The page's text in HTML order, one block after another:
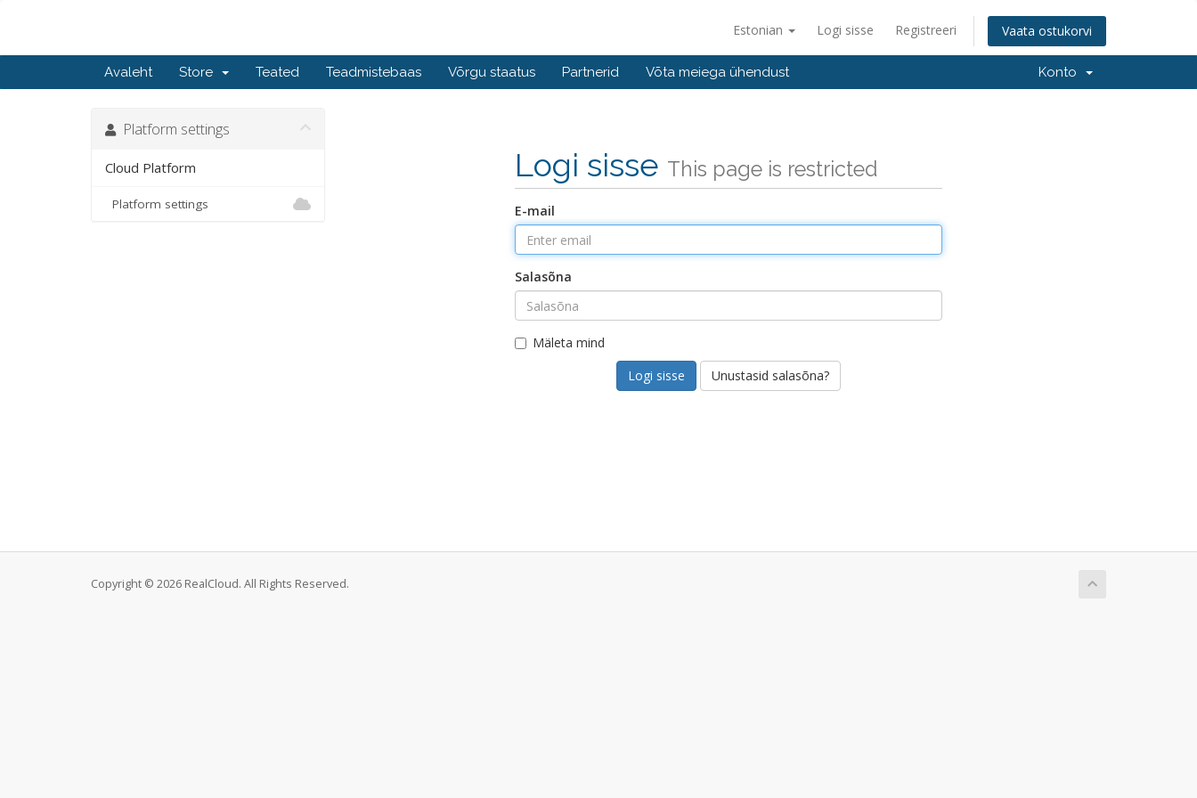
Estonian Logi sisse Registreeri Vaata ostukorvi
Avaleht Store Teated Teadmistebaas Võrgu staatus Partnerid Võta meiega ühendust Konto
Logi sisse This page is restricted
E-mail
Salasõna
Mäleta mind
Unustasid salasõna?
Platform settings
Cloud Platform
Platform settings
Copyright © 2026 RealCloud. All Rights Reserved.